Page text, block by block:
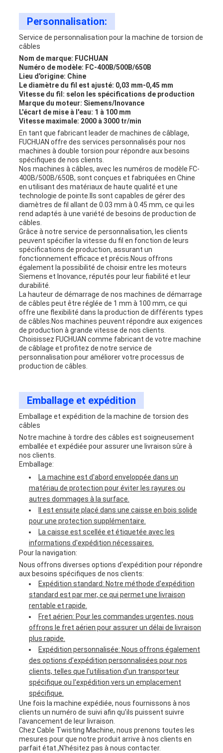
Personnalisation:
Service de personnalisation pour la machine de torsion de
câbles
Nom de marque: FUCHUAN
Numéro de modèle: FC-400B/500B/650B
Lieu d'origine: Chine
Le diamètre du fil est ajusté: 0,03 mm-0,45 mm
Vitesse du fil: selon les spécifications de production
Marque du moteur: Siemens/Inovance
L'écart de mise à l'eau: 1 à 100 mm
Vitesse maximale: 2000 à 3000 tr/min
En tant que fabricant leader de machines de câblage,
FUCHUAN offre des services personnalisés pour nos
machines à double torsion pour répondre aux besoins
spécifiques de nos clients.
Nos machines à câbles, avec les numéros de modèle FC-
400B/500B/650B, sont conçues et fabriquées en Chine
en utilisant des matériaux de haute qualité et une
technologie de pointe.Ils sont capables de gérer des
diamètres de fil allant de 0.03 mm à 0.45 mm, ce qui les
rend adaptés à une variété de besoins de production de
câbles.
Grâce à notre service de personnalisation, les clients
peuvent spécifier la vitesse du fil en fonction de leurs
spécifications de production, assurant un
fonctionnement efficace et précis.Nous offrons
également la possibilité de choisir entre les moteurs
Siemens et Inovance, réputés pour leur fiabilité et leur
durabilité.
La hauteur de démarrage de nos machines de démarrage
de câbles peut être réglée de 1 mm à 100 mm, ce qui
offre une flexibilité dans la production de différents types
de câbles.Nos machines peuvent répondre aux exigences
de production à grande vitesse de nos clients.
Choisissez FUCHUAN comme fabricant de votre machine
de câblage et profitez de notre service de
personnalisation pour améliorer votre processus de
production de câbles.
Emballage et expédition
Emballage et expédition de la machine de torsion des
câbles
Notre machine à tordre des câbles est soigneusement
emballée et expédiée pour assurer une livraison sûre à
nos clients.
Emballage:
La machine est d'abord enveloppée dans un
matériau de protection pour éviter les rayures ou
autres dommages à la surface.
Il est ensuite placé dans une caisse en bois solide
pour une protection supplémentaire.
La caisse est scellée et étiquetée avec les
informations d'expédition nécessaires.
Pour la navigation:
Nous offrons diverses options d'expédition pour répondre
aux besoins spécifiques de nos clients:
Expédition standard: Notre méthode d'expédition
standard est par mer, ce qui permet une livraison
rentable et rapide.
Fret aérien: Pour les commandes urgentes, nous
offrons le fret aérien pour assurer un délai de livraison
plus rapide.
Expédition personnalisée: Nous offrons également
des options d'expédition personnalisées pour nos
clients, telles que l'utilisation d'un transporteur
spécifique ou l'expédition vers un emplacement
spécifique.
Une fois la machine expédiée, nous fournissons à nos
clients un numéro de suivi afin qu'ils puissent suivre
l'avancement de leur livraison.
Chez Cable Twisting Machine, nous prenons toutes les
mesures pour que notre produit arrive à nos clients en
parfait état.,N'hésitez pas à nous contacter.